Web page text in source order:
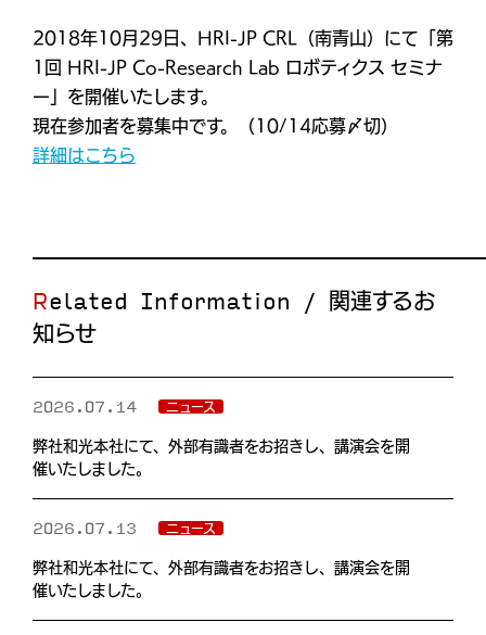
2018年10月29日、HRI-JP CRL（南青山）にて「第
1回 HRI-JP Co-Research Lab ロボティクス セミナ
ー」を開催いたします。
現在参加者を募集中です。（10/14応募〆切）
詳細はこちら
Related Information / 関連するお
知らせ
2026.07.14 ニュース
弊社和光本社にて、外部有識者をお招きし、講演会を開
催いたしました。
2026.07.13 ニュース
弊社和光本社にて、外部有識者をお招きし、講演会を開
催いたしました。